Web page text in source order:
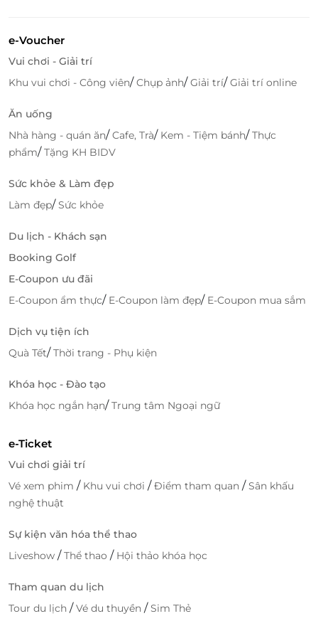
trong lành, dịch vụ hấp dẫn, Medi Thiên Sơn hứa hẹn
là địa chỉ du lịch hấp dẫn đối với mọi khách hàng.
Truy cập
dẫn bạn nhé!
e-Voucher
Vui chơi - Giải trí
Khu vui chơi - Công viên/Chụp ảnh/Giải trí/Giải trí online
Ăn uống
Nhà hàng - quán ăn/Cafe, Trà/ Kem - Tiệm bánh/Thực
phẩm/Tặng KH BIDV
Sức khỏe & Làm đẹp
Làm đẹp/Sức khỏe
Du lịch - Khách sạn
Booking Golf
E-Coupon ưu đãi
E-Coupon ẩm thực/ E-Coupon làm đẹp/ E-Coupon mua sắm
Dịch vụ tiện ích
Quà Tết/Thời trang - Phụ kiện
Khóa học - Đào tạo
Khóa học ngắn hạn/Trung tâm Ngoại ngữ
e-Ticket
Vui chơi giải trí
Vé xem phim / Khu vui chơi /Điểm tham quan /Sân khấu
nghệ thuật
Sự kiện văn hóa thể thao
Liveshow /Thể thao / Hội thảo khóa học
Tham quan du lịch
Tour du lịch /Vé du thuyền /Sim Thẻ